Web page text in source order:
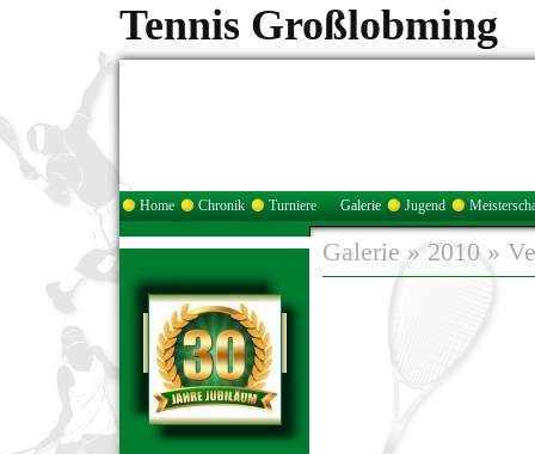
Tennis Großlobming
Home Chronik Turniere Galerie Jugend
Galerie »2010 »